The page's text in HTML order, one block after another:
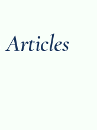
Articles